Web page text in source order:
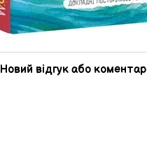
Новий відгук або коментар